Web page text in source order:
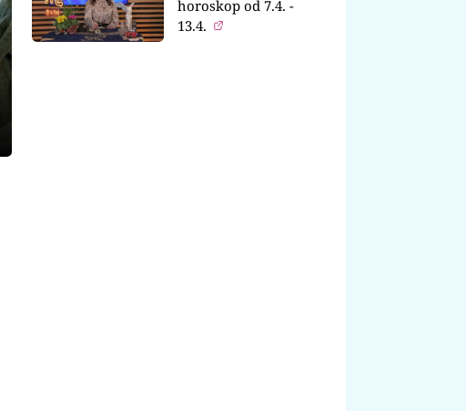
horoskop od 7.4. -
13.4.